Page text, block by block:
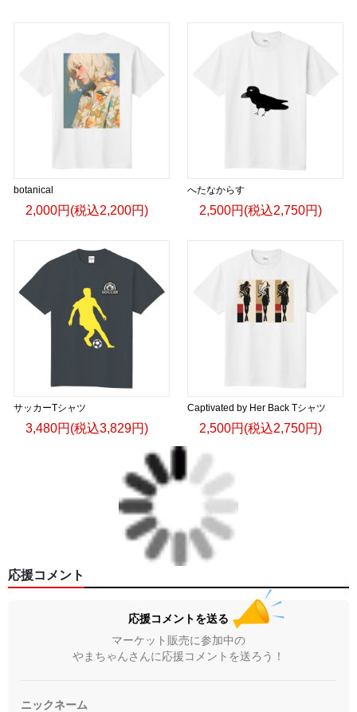
botanical
2,000円(税込2,200円)
へたなからす
2,500円(税込2,750円)
サッカーTシャツ
3,480円(税込3,829円)
Captivated by Her Back Tシャツ
2,500円(税込2,750円)
応援コメント
応援コメントを送る
マーケット販売に参加中の
やまちゃんさんに応援コメントを送ろう！
ニックネーム